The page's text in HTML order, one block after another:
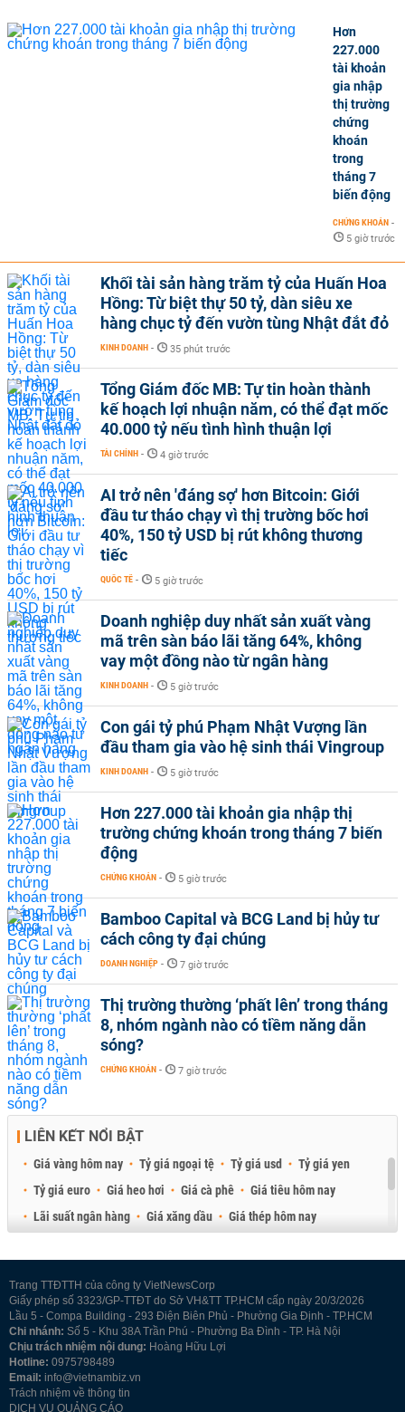
Hơn
227.000
tài khoản
gia nhập
thị trường
chứng
khoán
trong
tháng 7
biến động
CHỨNG KHOÁN -
5 giờ trước
Khối tài sản hàng trăm tỷ của Huấn Hoa
Hồng: Từ biệt thự 50 tỷ, dàn siêu xe
hàng chục tỷ đến vườn tùng Nhật đắt đỏ
KINH DOANH - 35 phút trước
Tổng Giám đốc MB: Tự tin hoàn thành
kế hoạch lợi nhuận năm, có thể đạt mốc
40.000 tỷ nếu tình hình thuận lợi
TÀI CHÍNH - 4 giờ trước
AI trở nên 'đáng sợ' hơn Bitcoin: Giới
đầu tư tháo chạy vì thị trường bốc hơi
40%, 150 tỷ USD bị rút không thương
tiếc
QUỐC TẾ - 5 giờ trước
Doanh nghiệp duy nhất sản xuất vàng
mã trên sàn báo lãi tăng 64%, không
vay một đồng nào từ ngân hàng
KINH DOANH - 5 giờ trước
Con gái tỷ phú Phạm Nhật Vượng lần
đầu tham gia vào hệ sinh thái Vingroup
KINH DOANH - 5 giờ trước
Hơn 227.000 tài khoản gia nhập thị
trường chứng khoán trong tháng 7 biến
động
CHỨNG KHOÁN - 5 giờ trước
Bamboo Capital và BCG Land bị hủy tư
cách công ty đại chúng
DOANH NGHIỆP - 7 giờ trước
Thị trường thường ‘phất lên’ trong tháng
8, nhóm ngành nào có tiềm năng dẫn
sóng?
CHỨNG KHOÁN - 7 giờ trước
LIÊN KẾT NỔI BẬT
Giá vàng hôm nay Tỷ giá ngoại tệ Tỷ giá usd
Tỷ giá yen
Tỷ giá euro
Giá heo hơi Giá cà phê
Giá tiêu hôm nay
Lãi suất ngân hàng
Giá xăng dầu
Giá thép hôm nay
Trang TTĐTTH của công ty VietNewsCorp
Giấy phép số 3323/GP-TTĐT do Sở VH&TT TP.HCM cấp ngày 20/3/2026
Lầu 5 - Compa Building - 293 Điện Biên Phủ - Phường Gia Định - TP.HCM
Chi nhánh: Số 5 - Khu 38A Trần Phú - Phường Ba Đình - TP. Hà Nội
Chịu trách nhiệm nội dung: Hoàng Hữu Lợi
Hotline: 0975798489
Email: info@vietnambiz.vn
Trách nhiệm về thông tin
DỊCH VỤ QUẢNG CÁO